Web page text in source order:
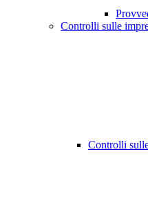
Controlli sulle
Controlli